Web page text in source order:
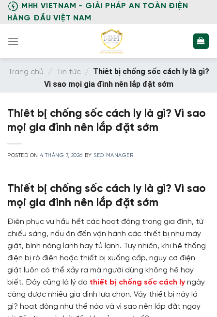
Skip
MHH VIETNAM - GIẢI PHÁP AN TOÀN ĐIỆN
HÀNG ĐẦU VIỆT NAM
Trang chủ / Tin tức /
Thiêt bị chống sốc cách ly là gì?
Vì sao mọi gia đình nên lắp đặt sớm
Thiêt bị chống sốc cách ly là gì? Vì sao
mọi gia đình nên lắp đặt sớm
POSTED ON 4 THÁNG 7, 2026 BY SEO MANAGER
Thiết bị chống sốc cách ly là gì? Vì sao
mọi gia đình nên lắp đặt sớm
Điện phục vụ hầu hết các hoạt động trong gia đình, từ
chiếu sáng, nấu ăn đến vận hành các thiết bị như máy
giặt, bình nóng lạnh hay tủ lạnh. Tuy nhiên, khi hệ thống
điện bị rò điện hoặc thiết bị xuống cấp, nguy cơ điện
giật luôn có thể xảy ra mà người dùng không hề hay
biết. Đây cũng là lý do thiết bị chống sốc cách ly ngày
càng được nhiều gia đình lựa chọn. Vậy thiết bị này là
gì? hoạt động như thế nào và vì sao nên lắp đặt ngay